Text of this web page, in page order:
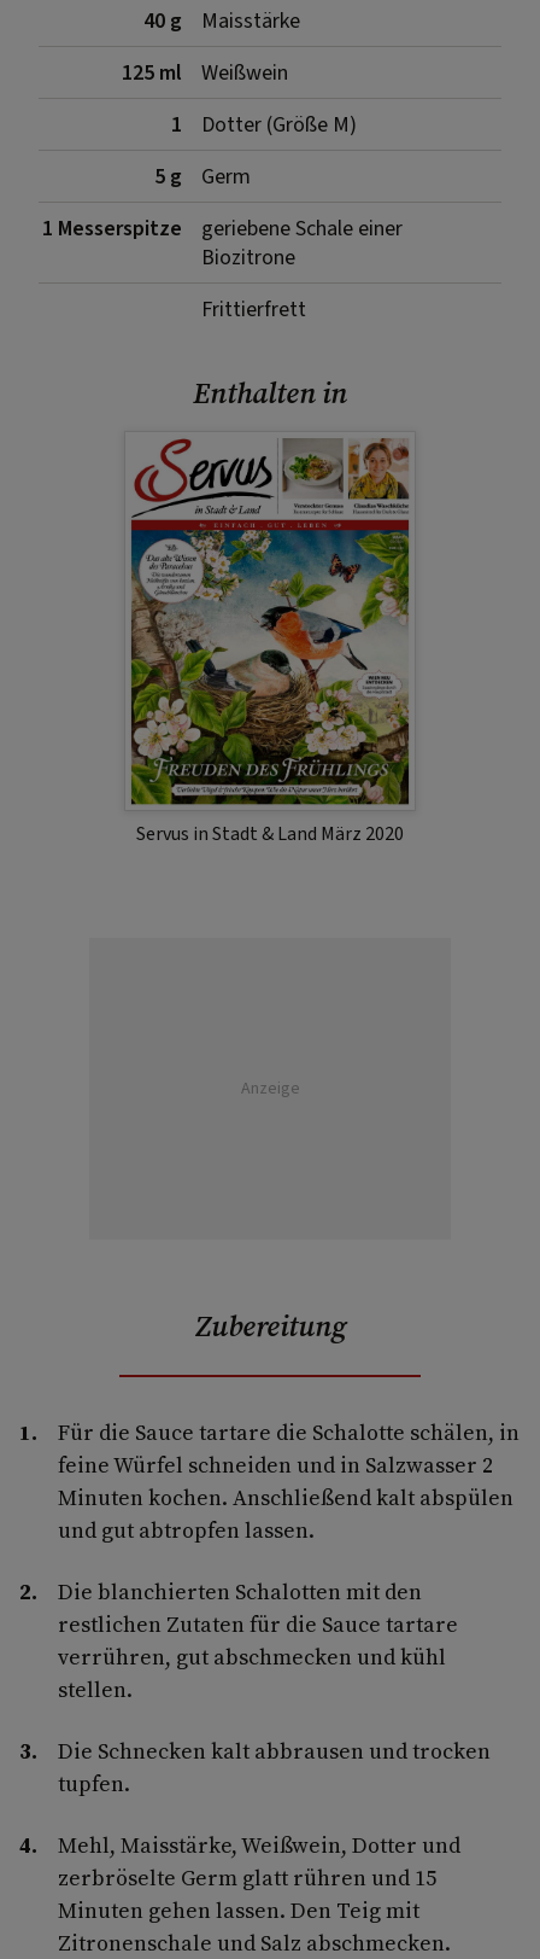
40 g
Maisstärke
125 ml
Weißwein
1
Dotter (Größe M)
5 g
Germ
1 Messerspitze
geriebene Schale einer
Biozitrone
Frittierfrett
Enthalten in
Servus in Stadt & Land März 2020
Anzeige
Zubereitung
Für die Sauce tartare die Schalotte schälen, in
feine Würfel schneiden und in Salzwasser 2
Minuten kochen. Anschließend kalt abspülen
und gut abtropfen lassen.
Die blanchierten Schalotten mit den
restlichen Zutaten für die Sauce tartare
verrühren, gut abschmecken und kühl
stellen.
Die Schnecken kalt abbrausen und trocken
tupfen.
Mehl, Maisstärke, Weißwein, Dotter und
zerbröselte Germ glatt rühren und 15
Minuten gehen lassen. Den Teig mit
Zitronenschale und Salz abschmecken.